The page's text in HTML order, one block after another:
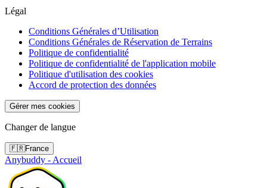
Légal
Conditions Générales d’Utilisation
Conditions Générales de Réservation de Terrains
Politique de confidentialité
Politique de confidentialité de l'application mobile
Politique d'utilisation des cookies
Accord de protection des données
Gérer mes cookies
Changer de langue
🇫🇷France
Anybuddy - Accueil